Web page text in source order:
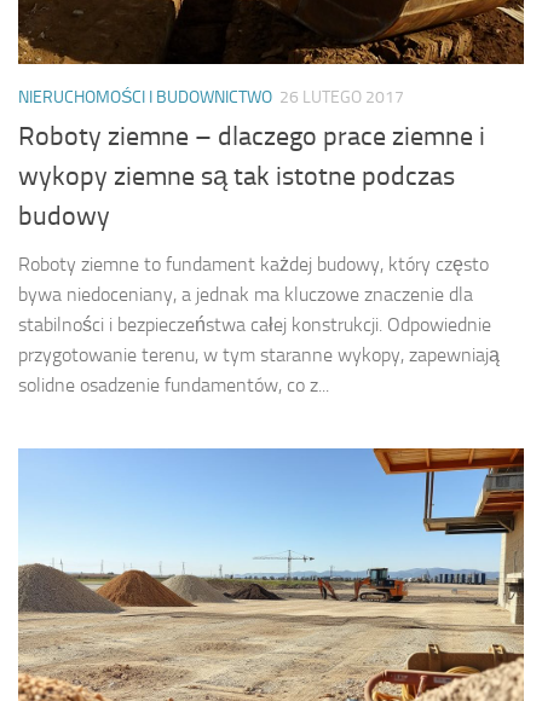
NIERUCHOMOŚCI I BUDOWNICTWO 26 LUTEGO 2017
Roboty ziemne – dlaczego prace ziemne i
wykopy ziemne są tak istotne podczas
budowy
Roboty ziemne to fundament każdej budowy, który często
bywa niedoceniany, a jednak ma kluczowe znaczenie dla
stabilności i bezpieczeństwa całej konstrukcji. Odpowiednie
przygotowanie terenu, w tym staranne wykopy, zapewniają
solidne osadzenie fundamentów, co z...